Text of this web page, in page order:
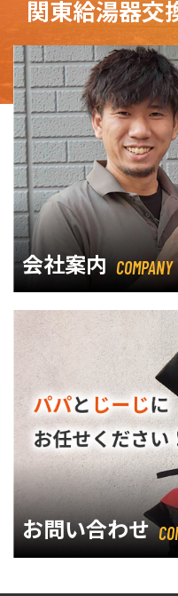
関東給湯器交
会社案内 COMPANY
お問い合わせ